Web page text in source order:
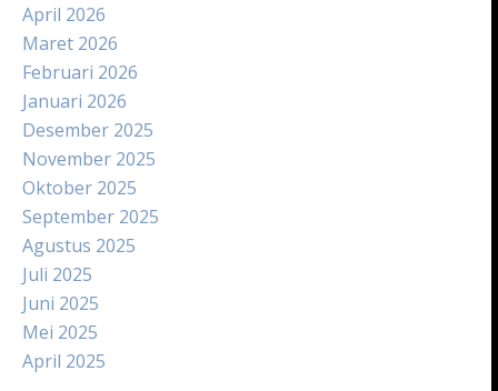
April 2026
Maret 2026
Februari 2026
Januari 2026
Desember 2025
November 2025
Oktober 2025
September 2025
Agustus 2025
Juli 2025
Juni 2025
Mei 2025
April 2025